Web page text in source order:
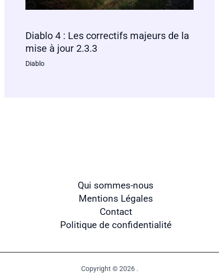
Diablo 4 : Les correctifs majeurs de la
mise à jour 2.3.3
Diablo
Qui sommes-nous
Mentions Légales
Contact
Politique de confidentialité
Copyright © 2026 .